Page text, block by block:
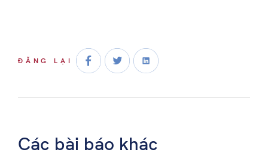
ĐĂNG LẠI
Các bài báo khác